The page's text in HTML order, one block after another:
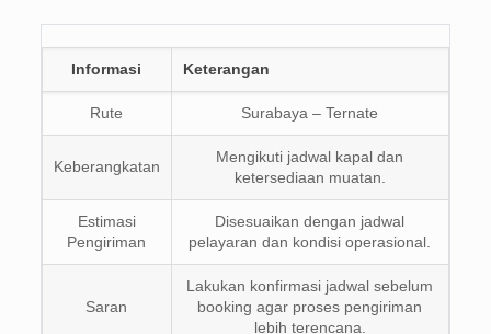
Informasi Keterangan
Rute Surabaya – Ternate
Keberangkatan
Mengikuti jadwal kapal dan
ketersediaan muatan.
Estimasi
Pengiriman
Disesuaikan dengan jadwal
pelayaran dan kondisi operasional.
Saran
Lakukan konfirmasi jadwal sebelum
booking agar proses pengiriman
lebih terencana.